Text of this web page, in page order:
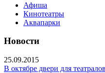
Афиша
Кинотеатры
Аквапарки
Новости
25.09.2015
В октябре двери для